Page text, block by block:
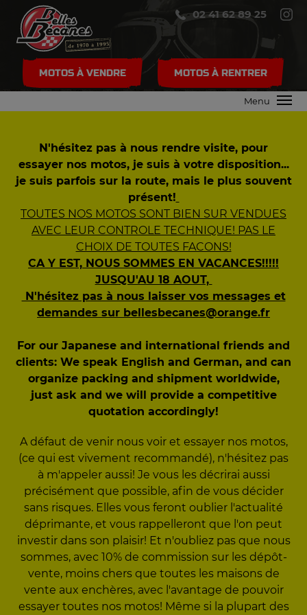
02 41 62 89 25
MOTOS À VENDRE MOTOS À RENTRER
Menu
N'hésitez pas à nous rendre visite, pour
essayer nos motos, je suis à votre disposition...
je suis parfois sur la route, mais le plus souvent
présent!
TOUTES NOS MOTOS SONT BIEN SUR VENDUES
AVEC LEUR CONTROLE TECHNIQUE! PAS LE
CHOIX DE TOUTES FACONS!
CA Y EST, NOUS SOMMES EN VACANCES!!!!!
JUSQU'AU 18 AOUT,
N'hésitez pas à nous laisser vos messages et
demandes sur bellesbecanes@orange.fr
For our Japanese and international friends and
clients: We speak English and German, and can
organize packing and shipment worldwide,
just ask and we will provide a competitive
quotation accordingly!
A défaut de venir nous voir et essayer nos motos,
(ce qui est vivement recommandé), n'hésitez pas
à m'appeler aussi! Je vous les décrirai aussi
précisément que possible, afin de vous décider
sans risques. Elles vous feront oublier l'actualité
déprimante, et vous rappelleront que l'on peut
investir dans son plaisir! Et n'oubliez pas que nous
sommes, avec 10% de commission sur les dépôt-
vente, moins chers que toutes les maisons de
vente aux enchères, avec l'avantage de pouvoir
essayer toutes nos motos! Même si la plupart des